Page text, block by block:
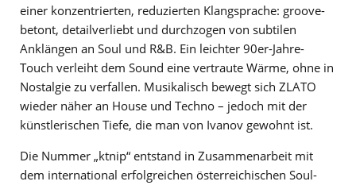
einer konzentrierten, reduzierten Klangsprache: groove-
betont, detailverliebt und durchzogen von subtilen
Anklängen an Soul und R&B. Ein leichter 90er-Jahre-
Touch verleiht dem Sound eine vertraute Wärme, ohne in
Nostalgie zu verfallen. Musikalisch bewegt sich ZLATO
wieder näher an House und Techno – jedoch mit der
künstlerischen Tiefe, die man von Ivanov gewohnt ist.
Die Nummer „ktnip“ entstand in Zusammenarbeit mit
dem international erfolgreichen österreichischen Soul-